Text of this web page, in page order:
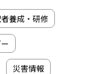
養成・研修
災害情報